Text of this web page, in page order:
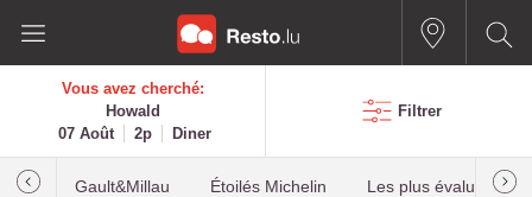
Vous avez cherché:
Howald
07 Août
2p Diner
Filtrer
Gault&Millau Étoilés Michelin Les plus évalués